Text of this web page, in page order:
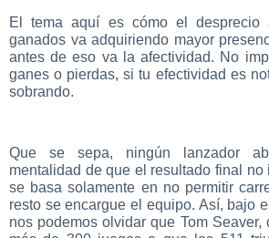
El tema aquí es cómo el desprecio
ganados va adquiriendo mayor
antes de eso va la afectividad. No
ganes o pierdas, si tu efectividad es
sobrando.
Que se sepa, ningún lanzador
mentalidad de que el resultado final no
se basa solamente en no permitir
resto se encargue el equipo. Así, bajo
nos podemos olvidar que Tom Seaver,